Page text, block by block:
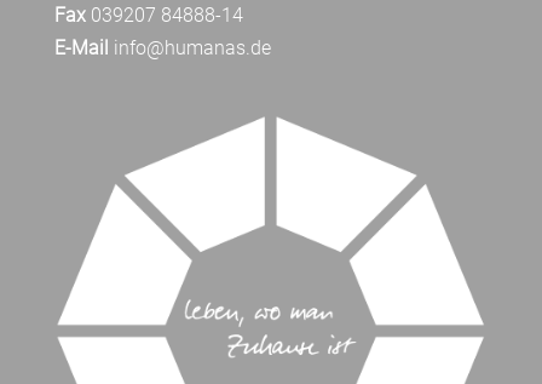
Fax039207 84888-14
E-Mail info@humanas.de